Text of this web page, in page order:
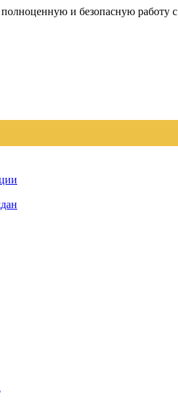
полноценную и безопасную работу